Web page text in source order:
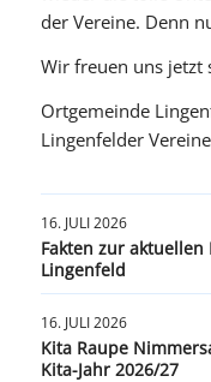
der Vereine. Denn
Wir freuen uns jetzt
Ortgemeinde
Lingenfelder Vereine
16. JULI 2026
Fakten zur
Lingenfeld
16. JULI 2026
Kita Raupe
Kita-Jahr 2026/27